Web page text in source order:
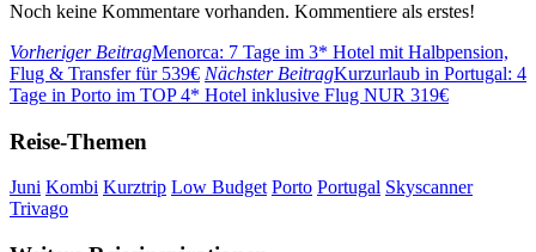
Noch keine Kommentare vorhanden. Kommentiere als erstes!
Vorheriger BeitragMenorca: 7 Tage im 3* Hotel mit Halbpension,
Flug & Transfer für 539€ Nächster BeitragKurzurlaub in Portugal: 4
Tage in Porto im TOP 4* Hotel inklusive Flug NUR 319€
Reise-Themen
Juni Kombi Kurztrip Low Budget Porto Portugal Skyscanner
Trivago